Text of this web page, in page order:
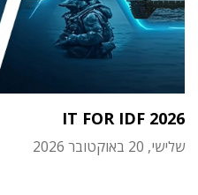
IT FOR IDF 2026
שלישי, 20 באוקטובר 2026